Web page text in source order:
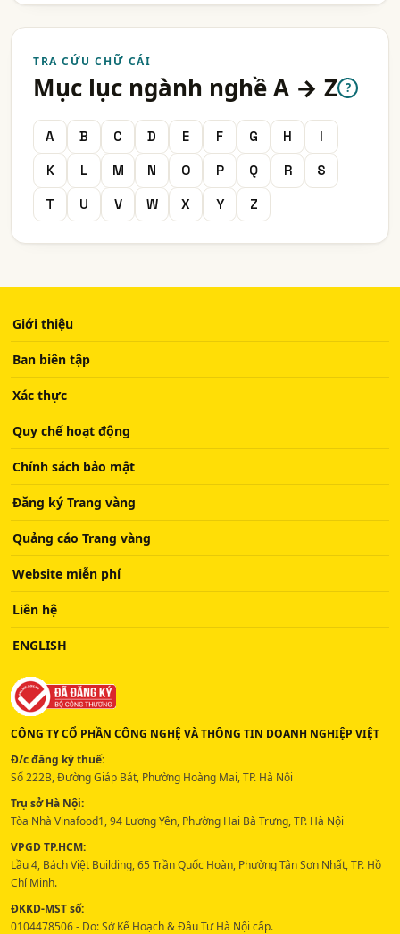
TRA CỨU CHỮ CÁI
Mục lục ngành nghề A → Z ?
A B C D E F G H
I
K
L M N O P Q R
S
T
U V W X Y Z
Giới thiệu
Ban biên tập
Xác thực
Quy chế hoạt động
Chính sách bảo mật
Đăng ký Trang vàng
Quảng cáo Trang vàng
Website miễn phí
Liên hệ
ENGLISH
CÔNG TY CỔ PHẦN CÔNG NGHỆ VÀ THÔNG TIN DOANH NGHIỆP VIỆT
Đ/c đăng ký thuế:
Số 222B, Đường Giáp Bát, Phường Hoàng Mai, TP. Hà Nội
Trụ sở Hà Nội:
Tòa Nhà Vinafood1, 94 Lương Yên, Phường Hai Bà Trưng, TP. Hà Nội
VPGD TP.HCM:
Lầu 4, Bách Việt Building, 65 Trần Quốc Hoàn, Phường Tân Sơn Nhất, TP. Hồ
Chí Minh.
ĐKKD-MST số:
0104478506 - Do: Sở Kế Hoạch & Đầu Tư Hà Nội cấp.